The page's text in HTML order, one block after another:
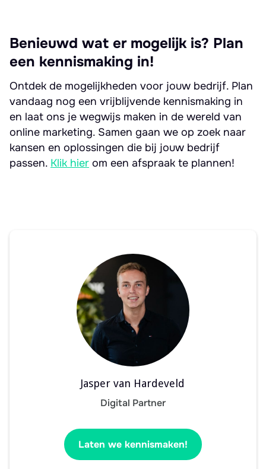
Benieuwd wat er mogelijk is? Plan
een kennismaking in!
Ontdek de mogelijkheden voor jouw bedrijf. Plan
vandaag nog een vrijblijvende kennismaking in
en laat ons je wegwijs maken in de wereld van
online marketing. Samen gaan we op zoek naar
kansen en oplossingen die bij jouw bedrijf
passen. Klik hier om een afspraak te plannen!
Jasper van Hardeveld
Digital Partner
Laten we kennismaken!